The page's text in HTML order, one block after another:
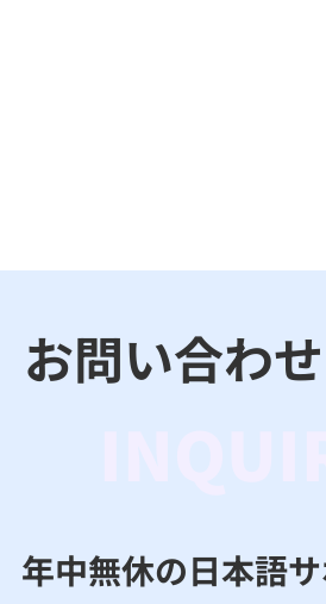
年中無休の日本語
お問い合わせ